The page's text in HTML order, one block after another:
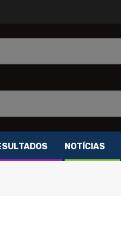
NOTÍCIAS